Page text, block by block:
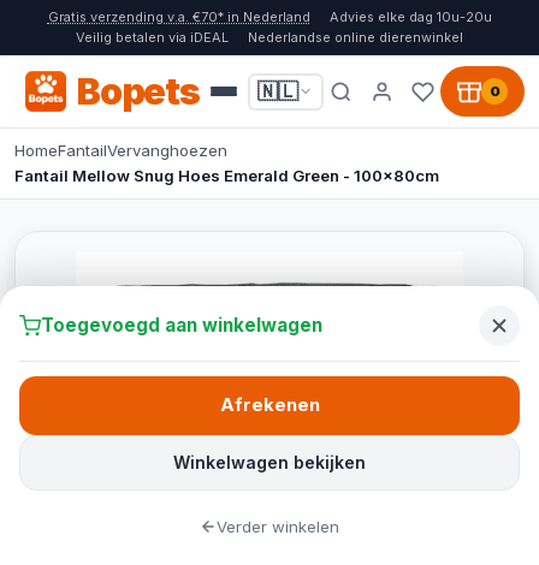
Gratis verzending v.a. €70* in Nederland
Advies elke dag 10u-20u
Veilig betalen via iDEAL
Nederlandse online dierenwinkel
Bopets 🇳🇱 0
HomeFantailVervanghoezen
Fantail Mellow Snug Hoes Emerald Green - 100x80cm
Toegevoegd aan winkelwagen
Winkelwagen bekijken
Afrekenen
Verder winkelen